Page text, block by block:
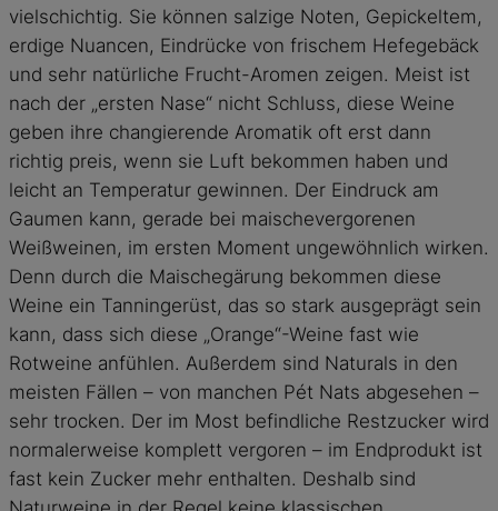
vielschichtig. Sie können salzige Noten, Gepickeltem,
erdige Nuancen, Eindrücke von frischem Hefegebäck
und sehr natürliche Frucht-Aromen zeigen. Meist ist
nach der „ersten Nase“ nicht Schluss, diese Weine
geben ihre changierende Aromatik oft erst dann
richtig preis, wenn sie Luft bekommen haben und
leicht an Temperatur gewinnen. Der Eindruck am
Gaumen kann, gerade bei maischevergorenen
Weißweinen, im ersten Moment ungewöhnlich wirken.
Denn durch die Maischegärung bekommen diese
Weine ein Tanningerüst, das so stark ausgeprägt sein
kann, dass sich diese „Orange“-Weine fast wie
Rotweine anfühlen. Außerdem sind Naturals in den
meisten Fällen – von manchen Pét Nats abgesehen –
sehr trocken. Der im Most befindliche Restzucker wird
normalerweise komplett vergoren – im Endprodukt ist
fast kein Zucker mehr enthalten. Deshalb sind